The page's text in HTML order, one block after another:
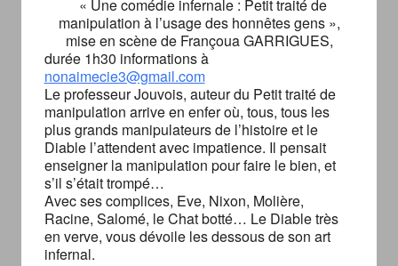
« Une comédie infernale : Petit traité de
manipulation à l’usage des honnêtes gens »,
mise en scène de Françoua GARRIGUES,
durée 1h30 informations à
nonaimecie3@gmail.com
Le professeur Jouvois, auteur du Petit traité de
manipulation arrive en enfer où, tous, tous les
plus grands manipulateurs de l’histoire et le
Diable l’attendent avec impatience. Il pensait
enseigner la manipulation pour faire le bien, et
s’il s’était trompé…
Avec ses complices, Eve, Nixon, Molière,
Racine, Salomé, le Chat botté… Le Diable très
en verve, vous dévoile les dessous de son art
infernal.